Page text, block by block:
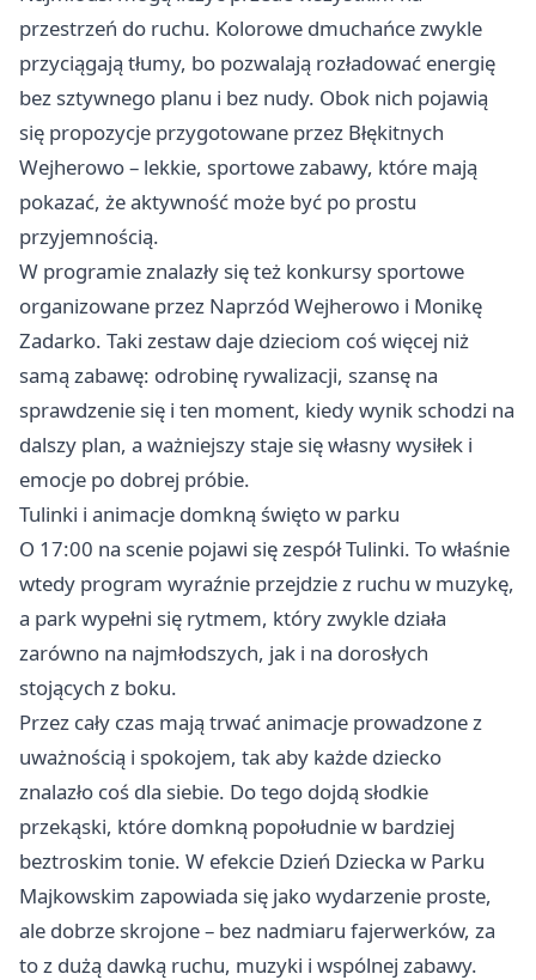
przestrzeń do ruchu. Kolorowe dmuchańce zwykle
przyciągają tłumy, bo pozwalają rozładować energię
bez sztywnego planu i bez nudy. Obok nich pojawią
się propozycje przygotowane przez Błękitnych
Wejherowo – lekkie, sportowe zabawy, które mają
pokazać, że aktywność może być po prostu
przyjemnością.
W programie znalazły się też konkursy sportowe
organizowane przez Naprzód Wejherowo i Monikę
Zadarko. Taki zestaw daje dzieciom coś więcej niż
samą zabawę: odrobinę rywalizacji, szansę na
sprawdzenie się i ten moment, kiedy wynik schodzi na
dalszy plan, a ważniejszy staje się własny wysiłek i
emocje po dobrej próbie.
Tulinki i animacje domkną święto w parku
O 17:00 na scenie pojawi się zespół Tulinki. To właśnie
wtedy program wyraźnie przejdzie z ruchu w muzykę,
a park wypełni się rytmem, który zwykle działa
zarówno na najmłodszych, jak i na dorosłych
stojących z boku.
Przez cały czas mają trwać animacje prowadzone z
uważnością i spokojem, tak aby każde dziecko
znalazło coś dla siebie. Do tego dojdą słodkie
przekąski, które domkną popołudnie w bardziej
beztroskim tonie. W efekcie Dzień Dziecka w Parku
Majkowskim zapowiada się jako wydarzenie proste,
ale dobrze skrojone – bez nadmiaru fajerwerków, za
to z dużą dawką ruchu, muzyki i wspólnej zabawy.